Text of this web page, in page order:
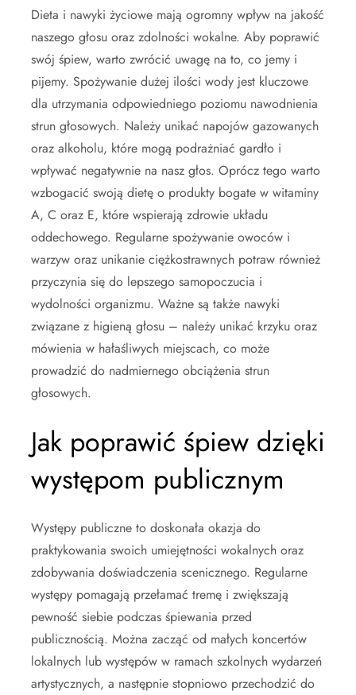
Dieta i nawyki życiowe mają ogromny wpływ na jakość
naszego głosu oraz zdolności wokalne. Aby poprawić
swój śpiew, warto zwrócić uwagę na to, co jemy i
pijemy. Spożywanie dużej ilości wody jest kluczowe
dla utrzymania odpowiedniego poziomu nawodnienia
strun głosowych. Należy unikać napojów gazowanych
oraz alkoholu, które mogą podrażniać gardło i
wpływać negatywnie na nasz głos. Oprócz tego warto
wzbogacić swoją dietę o produkty bogate w witaminy
A, C oraz E, które wspierają zdrowie układu
oddechowego. Regularne spożywanie owoców i
warzyw oraz unikanie ciężkostrawnych potraw również
przyczynia się do lepszego samopoczucia i
wydolności organizmu. Ważne są także nawyki
związane z higieną głosu – należy unikać krzyku oraz
mówienia w hałaśliwych miejscach, co może
prowadzić do nadmiernego obciążenia strun
głosowych.
Jak poprawić śpiew dzięki
występom publicznym
Występy publiczne to doskonała okazja do
praktykowania swoich umiejętności wokalnych oraz
zdobywania doświadczenia scenicznego. Regularne
występy pomagają przełamać tremę i zwiększają
pewność siebie podczas śpiewania przed
publicznością. Można zacząć od małych koncertów
lokalnych lub występów w ramach szkolnych wydarzeń
artystycznych, a następnie stopniowo przechodzić do